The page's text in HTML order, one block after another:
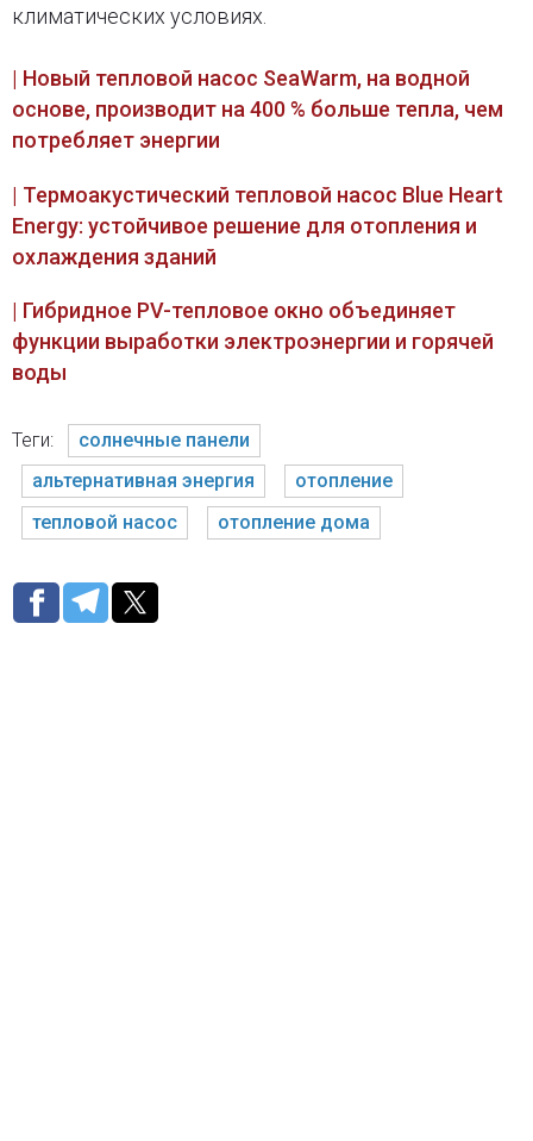
климатических условиях.
| Новый тепловой насос SeaWarm, на водной
основе, производит на 400 % больше тепла, чем
потребляет энергии
| Термоакустический тепловой насос Blue Heart
Energy: устойчивое решение для отопления и
охлаждения зданий
| Гибридное PV-тепловое окно объединяет
функции выработки электроэнергии и горячей
воды
Теги:
солнечные панели
альтернативная энергия
отопление
тепловой насос
отопление дома